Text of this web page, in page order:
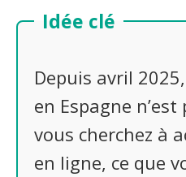
Idée clé
Depuis avril
en Espagne
vous cherchez à
en ligne, ce que